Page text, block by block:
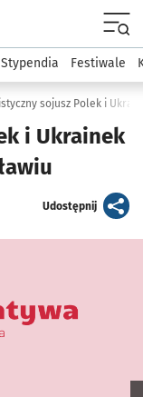
Kultura
Stypendia Festiwale
sojusz Polek i
i Ukrainek
Udostępnijartykuł